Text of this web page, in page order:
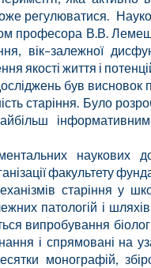
регулюватися.
професора В.В.
вік–залежної
якості життя і
був висновок
старіння. Було
інформативними
наукових
факультетуф
старіння у
патологій і
випробування
і спрямовані на
монографій,